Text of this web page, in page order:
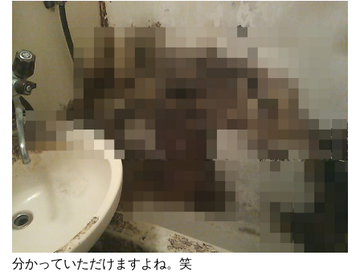
分かっていただけますよね。笑